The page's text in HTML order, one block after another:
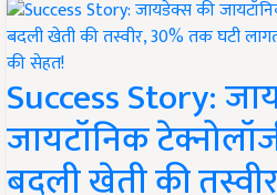
Success Story:
जायटॉनिक
बदली खेती की